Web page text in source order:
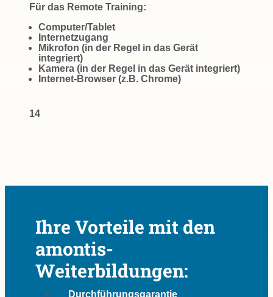
Für das Remote Training:
Computer/Tablet
Internetzugang
Mikrofon (in der Regel in das Gerät
integriert)
Kamera (in der Regel in das Gerät integriert)
Internet-Browser (z.B. Chrome)
14
Ihre Vorteile mit den
amontis-
Weiterbildungen:
Durchführungsgarantie